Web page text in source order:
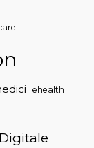
ehealth